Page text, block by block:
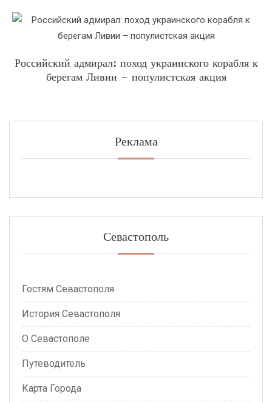
Российский адмирал: поход украинского корабля к
берегам Ливии – популистская акция
Реклама
Севастополь
Гостям Севастополя
История Севастополя
О Севастополе
Путеводитель
Карта Города